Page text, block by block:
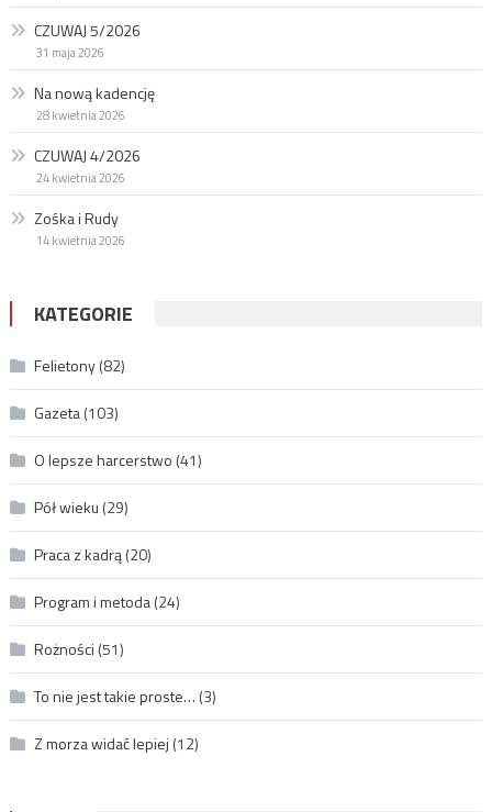
CZUWAJ 5/2026
31 maja 2026
Na nową kadencję
28 kwietnia 2026
CZUWAJ 4/2026
24 kwietnia 2026
Zośka i Rudy
14 kwietnia 2026
KATEGORIE
Felietony(82)
Gazeta(103)
O lepsze harcerstwo (41)
Pół wieku (29)
Praca z kadrą(20)
Program i metoda(24)
Rożności (51)
To nie jest takie proste… (3)
Z morza widać lepiej (12)